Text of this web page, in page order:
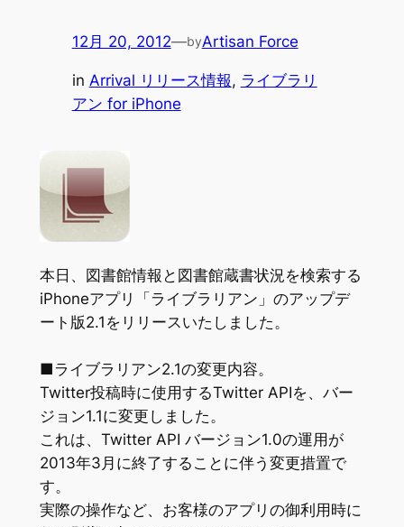
12月 20, 2012—byArtisan Force
in Arrival リリース情報, ライブラリ
アン for iPhone
本日、図書館情報と図書館蔵書状況を検索する
iPhoneアプリ「ライブラリアン」のアップデ
ート版2.1をリリースいたしました。
■ライブラリアン2.1の変更内容。
Twitter投稿時に使用するTwitter APIを、バー
ジョン1.1に変更しました。
これは、Twitter API バージョン1.0の運用が
2013年3月に終了することに伴う変更措置で
す。
実際の操作など、お客様のアプリの御利用時に